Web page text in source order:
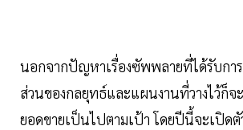
นอกจากปัญหาเรื่องซัพพลายที่ได้รับกา
ส่วนของกลยุทธ์และแผนงานที่วางไว้ก็
ยอดขายเป็นไปตามเป้า โดยปีนี้จะเปิด